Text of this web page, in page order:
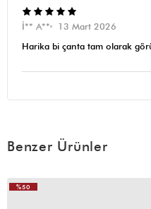
İ** A**
13 Mart 2026
Harika bi çanta tam olarak
Benzer Ürünler
%50